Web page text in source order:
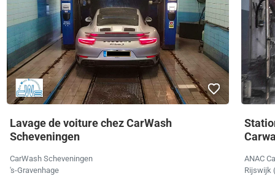
Lavage de voiture chez CarWash
Scheveningen
CarWash Scheveningen
's-Gravenhage
ANAC
Rijswijk